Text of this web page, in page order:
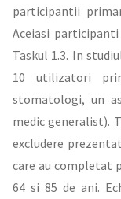
participantii
Aceiasi
Taskul 1.3. In
10 utilizatori
stomatologi, un
medic generalist).
excludere
care au completat
64 si 85 de ani.